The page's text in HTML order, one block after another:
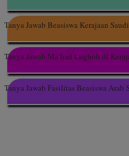
Tanya Jawab Beasiswa Kerajaan
Tanya Jawab Ma’had Lughoh di
Tanya Jawab Fasilitas Beasiswa Arab